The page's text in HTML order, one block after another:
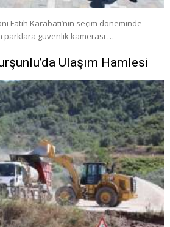
Fatih Karabatı’nın seçim döneminde
güvenlik kamerası …
Ulaşım Hamlesi